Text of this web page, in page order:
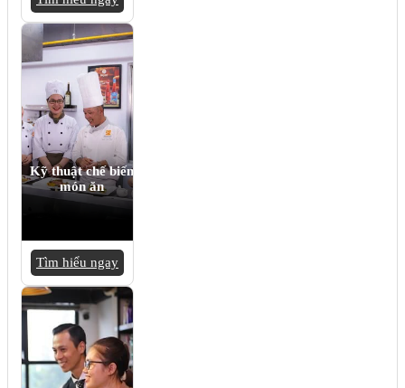
Kỹ thuật chế biến
món ăn
Tìm hiểu ngay